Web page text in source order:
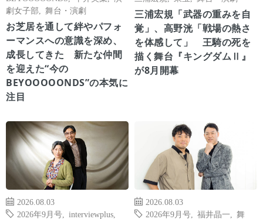
劇女子部
舞台・演劇
お芝居を通して絆やパフォ
ーマンスへの意識を深め、
成長してきた 新たな仲間
を迎えた“今の
BEYOOOOONDS”の本気に
注目
三浦宏規「武器の重みを自
覚」、高野洸「戦場の熱さ
を体感して」 王騎の死を
描く舞台『キングダムⅡ』
が8月開幕
2026.08.03
2026年9月号
interviewplus
2026.08.03
2026年9月号
福井晶一
舞